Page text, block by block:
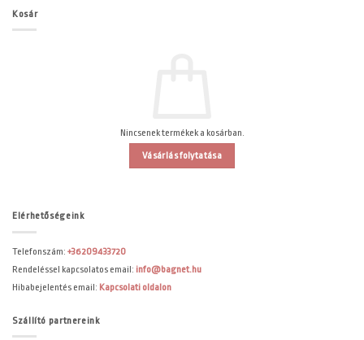
Kosár
Nincsenek termékek a kosárban.
Vásárlás folytatása
Elérhetőségeink
Telefonszám: +36209433720
Rendeléssel kapcsolatos email: info@bagnet.hu
Hibabejelentés email: Kapcsolati oldalon
Szállító partnereink